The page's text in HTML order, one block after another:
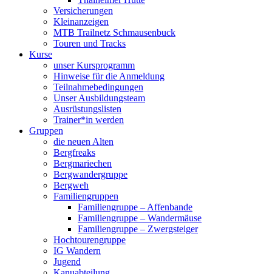
Versicherungen
Kleinanzeigen
MTB Trailnetz Schmausenbuck
Touren und Tracks
Kurse
unser Kursprogramm
Hinweise für die Anmeldung
Teilnahmebedingungen
Unser Ausbildungsteam
Ausrüstungslisten
Trainer*in werden
Gruppen
die neuen Alten
Bergfreaks
Bergmariechen
Bergwandergruppe
Bergweh
Familiengruppen
Familiengruppe – Affenbande
Familiengruppe – Wandermäuse
Familiengruppe – Zwergsteiger
Hochtourengruppe
IG Wandern
Jugend